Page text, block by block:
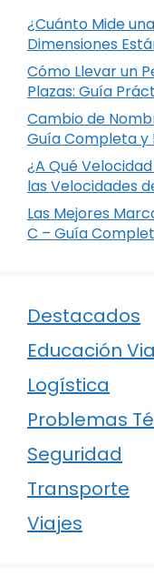
¿Cuánto Mide
Dimensiones
Cómo Llevar un
Plazas: Guía
Cambio de
Guía Completa y
¿A Qué
las Velocidades
Las Mejores
C – Guía
Destacados
Educación
Logística
Problemas
Seguridad
Transporte
Viajes